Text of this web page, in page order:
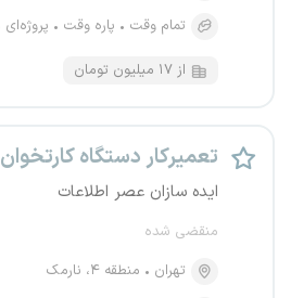
تمام وقت
پاره وقت پروژه‌ای
از ۱۷ میلیون تومان
تعمیرکار دستگاه کارتخوان
ایده سازان عصر اطلاعات
منقضی شده
تهران
منطقه ۴، نارمک